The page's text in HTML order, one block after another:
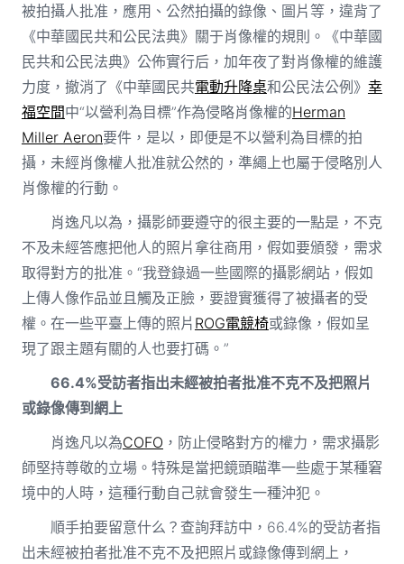
被拍攝人批准，應用、公然拍攝的錄像、圖片等，違背了
《中華國民共和公民法典》關于肖像權的規則。《中華國
民共和公民法典》公佈實行后，加年夜了對肖像權的維護
力度，撤消了《中華國民共電動升降桌和公民法公例》 幸
福空間中“以營利為目標”作為侵略肖像權的Herman
Miller Aeron要件，是以，即便是不以營利為目標的拍
攝，未經肖像權人批准就公然的，準繩上也屬于侵略別人
肖像權的行動。
肖逸凡以為，攝影師要遵守的很主要的一點是，不克
不及未經答應把他人的照片拿往商用，假如要頒發，需求
取得對方的批准。“我登錄過一些國際的攝影網站，假如
上傳人像作品並且觸及正臉，要證實獲得了被攝者的受
權。在一些平臺上傳的照片 ROG電競椅或錄像，假如呈
現了跟主題有關的人也要打碼。”
66.4%受訪者指出未經被拍者批准不克不及把照片
或錄像傳到網上
肖逸凡以為COFO ，防止侵略對方的權力，需求攝影
師堅持尊敬的立場。特殊是當把鏡頭瞄準一些處于某種窘
境中的人時，這種行動自己就會發生一種沖犯。
順手拍要留意什么？查詢拜訪中，66.4%的受訪者指
出未經被拍者批准不克不及把照片或錄像傳到網上，